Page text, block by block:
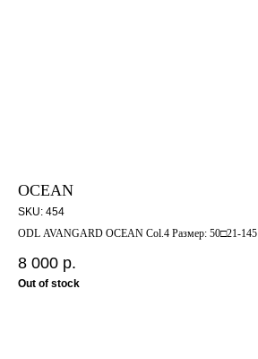
OCEAN
SKU: 454
ODL AVANGARD OCEAN Col.4 Размер: 50□21-145
8 000 р.
Out of stock